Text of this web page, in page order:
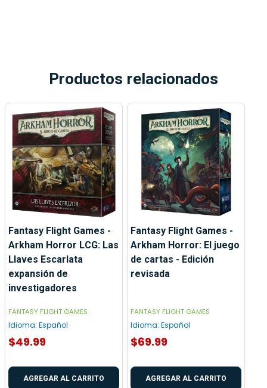
Productos relacionados
Fantasy Flight Games -
Arkham Horror LCG: Las
Llaves Escarlata
expansión de
investigadores
FANTASY FLIGHT GAMES
Idioma: Español
$49.99
AGREGAR AL CARRITO
Fantasy Flight Games -
Arkham Horror: El juego
de cartas - Edición
revisada
FANTASY FLIGHT GAMES
Idioma: Español
$69.99
AGREGAR AL CARRITO